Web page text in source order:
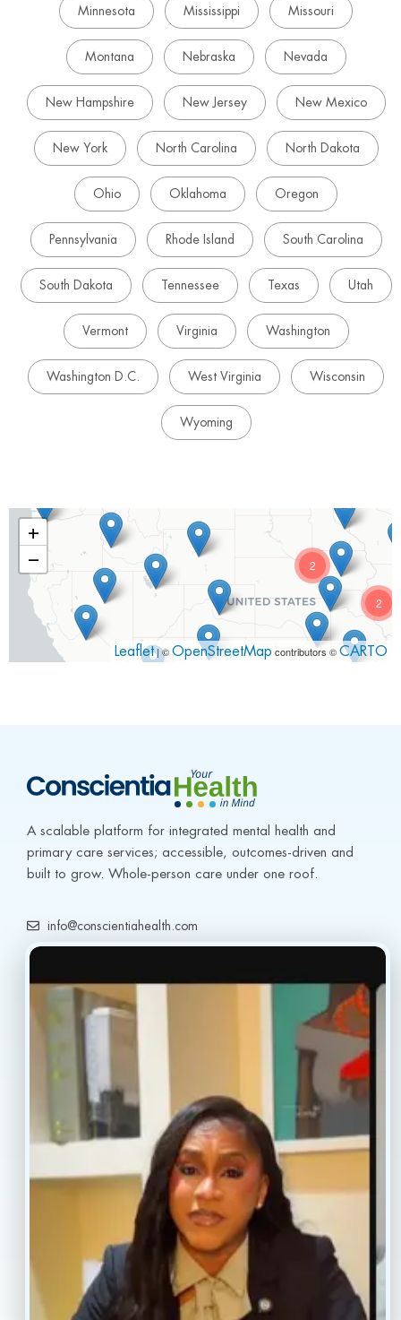
Minnesota Mississippi Missouri
Montana Nebraska Nevada
New Hampshire New Jersey New Mexico
New York North Carolina North Dakota
Ohio Oklahoma Oregon
Pennsylvania Rhode Island South Carolina
South Dakota Tennessee Texas Utah
Vermont Virginia Washington
Washington D.C. West Virginia Wisconsin
Wyoming
2
2
+
−
Leaflet| ©OpenStreetMap contributors ©CARTO
A scalable platform for integrated mental health and
primary care services; accessible, outcomes-driven and
built to grow. Whole-person care under one roof.
info@conscientiahealth.com
(917) 477-6852
Resources
Home
Our Providers
About
Reviews
Contact
Book Now
Locations